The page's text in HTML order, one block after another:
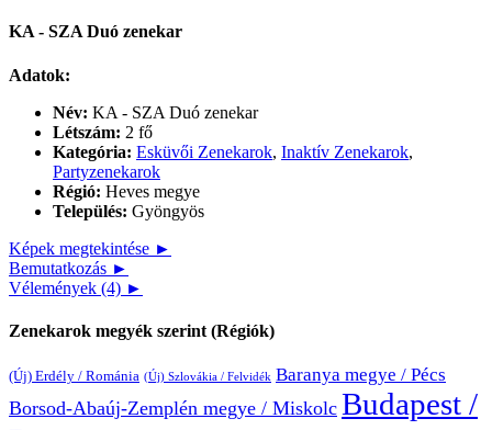
KA - SZA Duó zenekar
Adatok:
Név: KA - SZA Duó zenekar
Létszám: 2 fő
Kategória: Esküvői Zenekarok, Inaktív Zenekarok,
Partyzenekarok
Régió: Heves megye
Település: Gyöngyös
Képek megtekintése ►
Bemutatkozás ►
Vélemények (4) ►
Zenekarok megyék szerint (Régiók)
(Új) Erdély / Románia (Új) Szlovákia / Felvidék Baranya megye / Pécs
Borsod-Abaúj-Zemplén megye / Miskolc Budapest /